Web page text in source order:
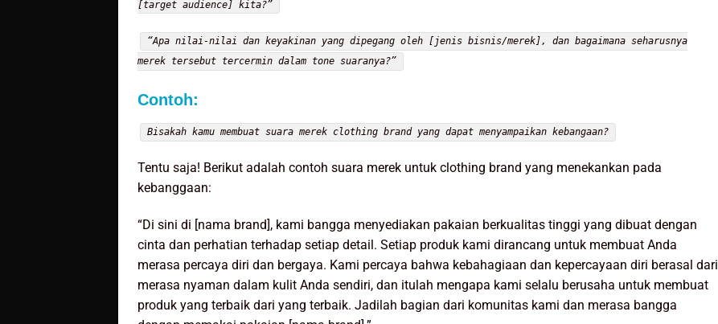
[target audience] kita?”
“Apa nilai-nilai dan keyakinan yang dipegang oleh [jenis bisnis/merek], dan bagaimana seharusnya
merek tersebut tercermin dalam tone suaranya?”
Contoh:
Bisakah kamu membuat suara merek clothing brand yang dapat menyampaikan kebangaan?
Tentu saja! Berikut adalah contoh suara merek untuk clothing brand yang menekankan pada
kebanggaan:
“Di sini di [nama brand], kami bangga menyediakan pakaian berkualitas tinggi yang dibuat dengan
cinta dan perhatian terhadap setiap detail. Setiap produk kami dirancang untuk membuat Anda
merasa percaya diri dan bergaya. Kami percaya bahwa kebahagiaan dan kepercayaan diri berasal dari
merasa nyaman dalam kulit Anda sendiri, dan itulah mengapa kami selalu berusaha untuk membuat
produk yang terbaik dari yang terbaik. Jadilah bagian dari komunitas kami dan merasa bangga